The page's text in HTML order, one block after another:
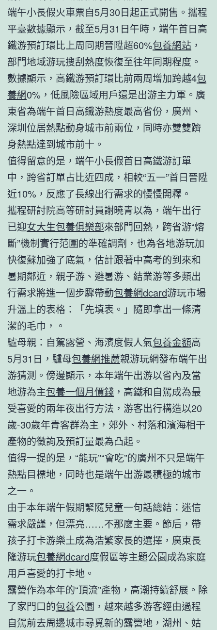
端午小長假火車票自5月30日起正式開售。攜程
平臺數據顯示，截至5月31日午時，端午首日高
鐵游預訂環比上周同期晉陞超60%包養網站 ，
部門地域游玩搜刮熱度恢復至往年同期程度。
數據顯示，高鐵游預訂環比前兩周增加跨越4包
養網0%，低風險區域用戶還是出游主力軍。廣
東省為端午首日高鐵游熱度最高省份，廣州、
深圳位居熱點動身城市前兩位，同時亦雙雙躋
身熱點達到城市前十。
值得留意的是，端午小長假首日高鐵游訂單
中，跨省訂單占比近四成，相較“五一”首日晉陞
近10%，反應了長線出行需求的慢慢開釋。
攜程研討院高等研討員謝曉青以為，端午出行
已迎女大生包養俱樂部來部門回熱，跨省游“熔
斷”機制實行范圍的準確調劑，也為各地游玩加
快復蘇加強了底氣，估計跟著中高考的到來和
暑期鄰近，親子游、避暑游、結業游等多類出
行需求將進一個步驟帶動包養網dcard游玩市場
升溫上的表格：「先填表。」隨即拿出一條清
潔的毛巾，。
驢母親：自駕露營、海濱度假人氣包養金額高
5月31日，驢母包養網推薦親游玩網發布端午出
游猜測。傍邊顯示，本年端午出游以省內及當
地游為主包養一個月價錢 ，高鐵和自駕成為最
受喜愛的兩年夜出行方法，游客出行構造以20
歲-30歲年青客群為主，郊外、村落和濱海相干
產物的徵詢及預訂量最為凸起。
值得一提的是，“能玩”“會吃”的廣州不只是端午
熱點目標地，同時也是端午出游最積極的城市
之一。
由于本年端午假期緊隨兒童一句話總結：迷信
需求嚴謹，但漂亮……不那麼主要。節后，帶
孩子打卡游樂土成為浩繁家長的選擇，廣東長
隆游玩包養網dcard度假區等主題公園成為家庭
用戶喜愛的打卡地。
露營作為本年的“頂流”產物，高潮持續舒展。除
了家門口的包養公園，越來越多游客經由過程
自駕前去周邊城市尋覓新的露營地，湖州、姑